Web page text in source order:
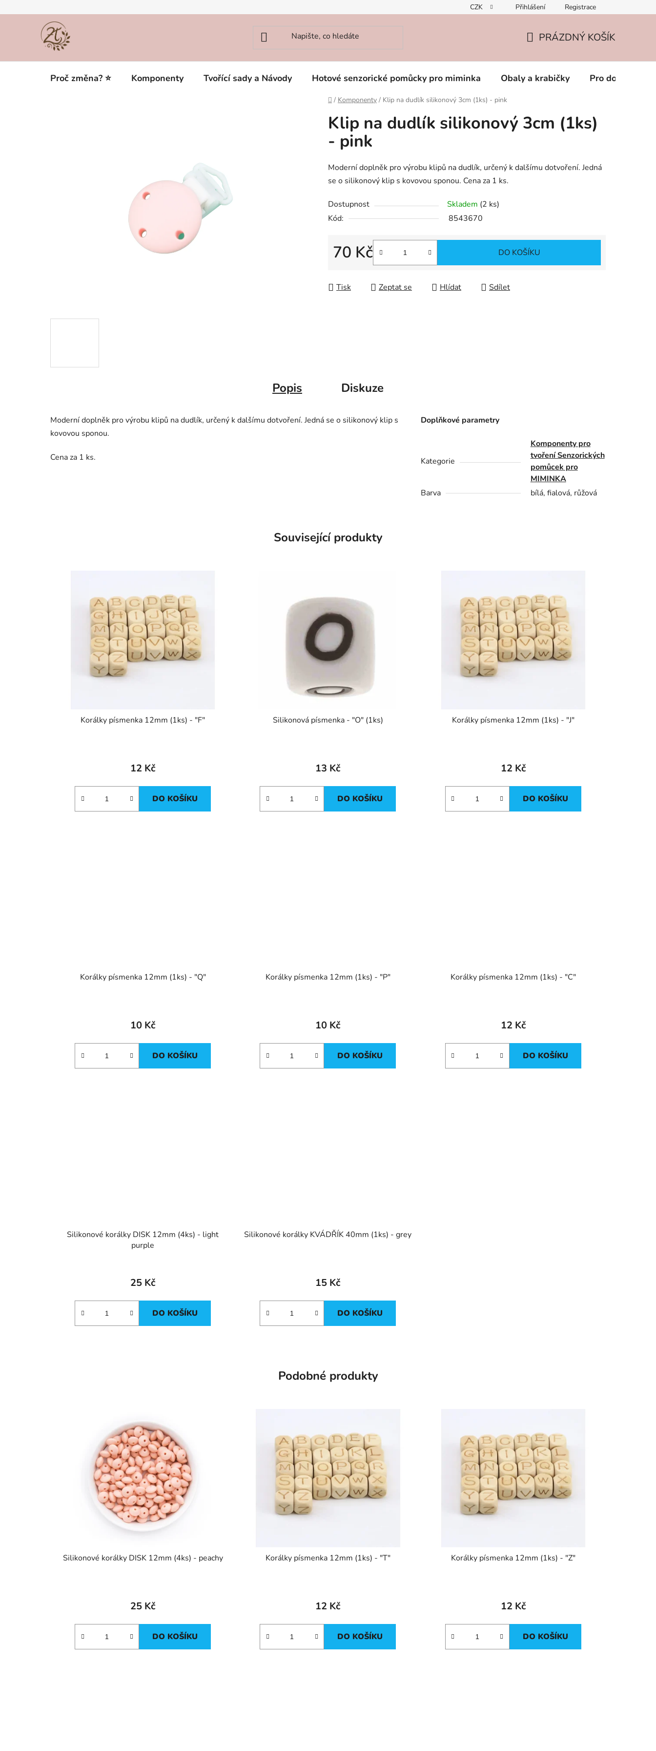
na
CZK Přihlášení Registrace
KOŠÍK
PRÁZDNÝ KOŠÍK
Proč změna? ⭐ Komponenty Tvořící sady a Návody Hotové senzorické pomůcky pro miminka Obaly a krabičky Pro dospěláky
Domů
/ Komponenty / Klip na dudlík silikonový 3cm (1ks) - pink
Klip na dudlík silikonový 3cm (1ks)
- pink
Moderní doplněk pro výrobu klipů na dudlík, určený k dalšímu dotvoření. Jedná
se o silikonový klip s kovovou sponou. Cena za 1 ks.
Dostupnost Skladem (2 ks)
Kód:
8543670
70 Kč
Měrná cena:
DO KOŠÍKU
Tisk Zeptat se Hlídat Sdílet
Popis Diskuze
Moderní doplněk pro výrobu klipů na dudlík, určený k dalšímu dotvoření. Jedná se o silikonový klip s
kovovou sponou.
Cena za 1 ks.
Doplňkové parametry
Kategorie
Komponenty pro
tvoření Senzorických
pomůcek pro
MIMINKA
Barva
bílá, fialová, růžová
Související produkty
Korálky písmenka 12mm (1ks) - "F"
12 Kč
DO KOŠÍKU
Silikonová písmenka - "O" (1ks)
13 Kč
DO KOŠÍKU
Korálky písmenka 12mm (1ks) - "J"
12 Kč
DO KOŠÍKU
Korálky písmenka 12mm (1ks) - "Q"
10 Kč
DO KOŠÍKU
Korálky písmenka 12mm (1ks) - "P"
10 Kč
DO KOŠÍKU
Korálky písmenka 12mm (1ks) - "C"
12 Kč
DO KOŠÍKU
Silikonové korálky DISK 12mm (4ks) - light
purple
25 Kč
DO KOŠÍKU
Silikonové korálky KVÁDŘÍK 40mm (1ks) - grey
15 Kč
DO KOŠÍKU
Podobné produkty
Silikonové korálky DISK 12mm (4ks) - peachy
25 Kč
DO KOŠÍKU
Korálky písmenka 12mm (1ks) - "T"
12 Kč
DO KOŠÍKU
Korálky písmenka 12mm (1ks) - "Z"
12 Kč
DO KOŠÍKU